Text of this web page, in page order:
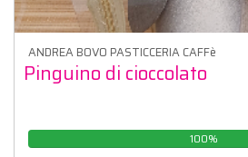
ANDREA BOVO PASTICCERIA CAFFè
Pinguino di cioccolato
100%